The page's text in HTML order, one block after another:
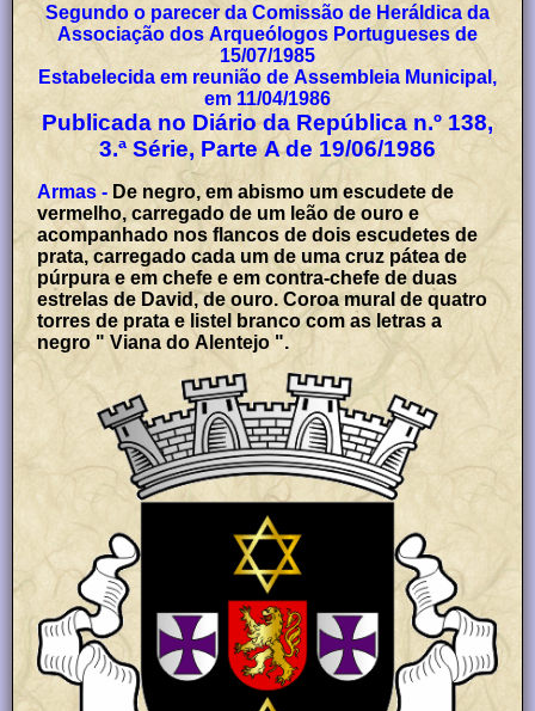
Segundo o parecer da Comissão de Heráldica da
Associação dos Arqueólogos Portugueses de
15/07/1985
Estabelecida em reunião de Assembleia Municipal,
em 11/04/1986
Publicada no Diário da República n.º 138,
3.ª Série, Parte A de 19/06/1986
Armas - De negro, em abismo um escudete de
vermelho, carregado de um leão de ouro e
acompanhado nos flancos de dois escudetes de
prata, carregado cada um de uma cruz pátea de
púrpura e em chefe e em contra-chefe de duas
estrelas de David, de ouro. Coroa mural de quatro
torres de prata e listel branco com as letras a
negro " Viana do Alentejo ".